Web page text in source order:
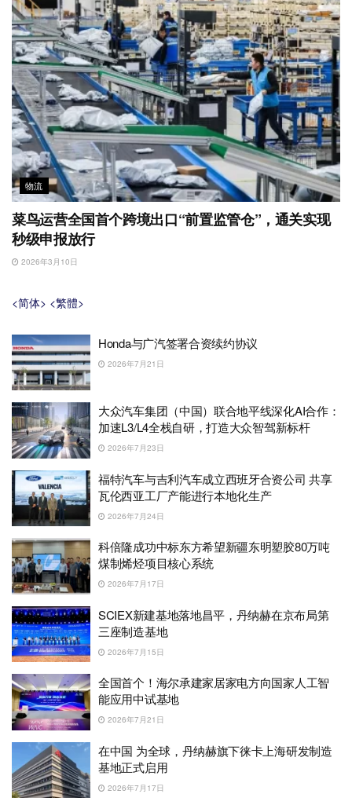
物流
菜鸟运营全国首个跨境出口“前置监管仓”，通关实现
秒级申报放行
2026年3月10日
<简体> <繁體>
Honda与广汽签署合资续约协议
2026年7月21日
大众汽车集团（中国）联合地平线深化AI合作：
加速L3/L4全栈自研，打造大众智驾新标杆
2026年7月23日
福特汽车与吉利汽车成立西班牙合资公司 共享
瓦伦西亚工厂产能进行本地化生产
2026年7月24日
科倍隆成功中标东方希望新疆东明塑胶80万吨
煤制烯烃项目核心系统
2026年7月17日
SCIEX新建基地落地昌平，丹纳赫在京布局第
三座制造基地
2026年7月15日
全国首个！海尔承建家居家电方向国家人工智
能应用中试基地
2026年7月21日
在中国 为全球，丹纳赫旗下徕卡上海研发制造
基地正式启用
2026年7月17日